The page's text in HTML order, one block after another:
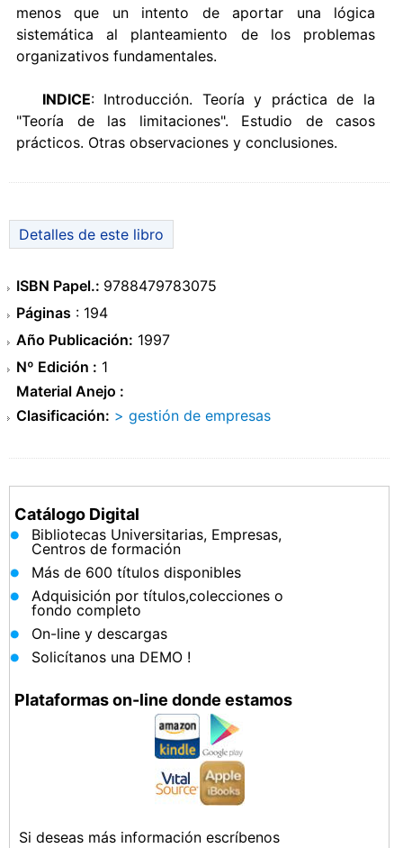
menos que un intento de aportar una lógica
sistemática al planteamiento de los problemas
organizativos fundamentales.
INDICE: Introducción. Teoría y práctica de la
"Teoría de las limitaciones". Estudio de casos
prácticos. Otras observaciones y conclusiones.
Detalles de este libro
ISBN Papel.: 9788479783075
Páginas : 194
Año Publicación: 1997
Nº Edición : 1
Material Anejo :
Clasificación: > gestión de empresas
Catálogo Digital
Bibliotecas Universitarias, Empresas,
Centros de formación
Más de 600 títulos disponibles
Adquisición por títulos,colecciones o
fondo completo
On-line y descargas
Solicítanos una DEMO !
Plataformas on-line donde estamos
Si deseas más información escríbenos